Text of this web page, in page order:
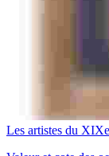
Les artistes du